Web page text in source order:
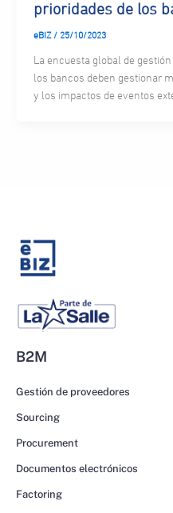
prioridades de los
eBIZ / 25/10/2023
La encuesta global de
los bancos deben gestionar
y los impactos de eventos
B2M
Gestión de proveedores
Sourcing
Procurement
Documentos electrónicos
Factoring